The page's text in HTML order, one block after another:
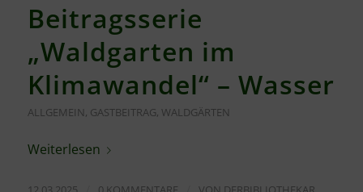
Beitragsserie
„Waldgarten im
Klimawandel“ – Wasser
ALLGEMEIN, GASTBEITRAG, WALDGÄRTEN
Weiterlesen